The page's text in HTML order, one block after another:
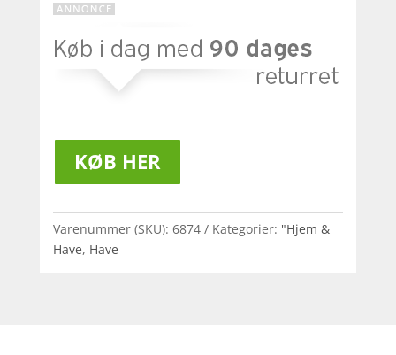
KØB HER
Varenummer (SKU): 6874 Kategorier: "Hjem &
Have, Have